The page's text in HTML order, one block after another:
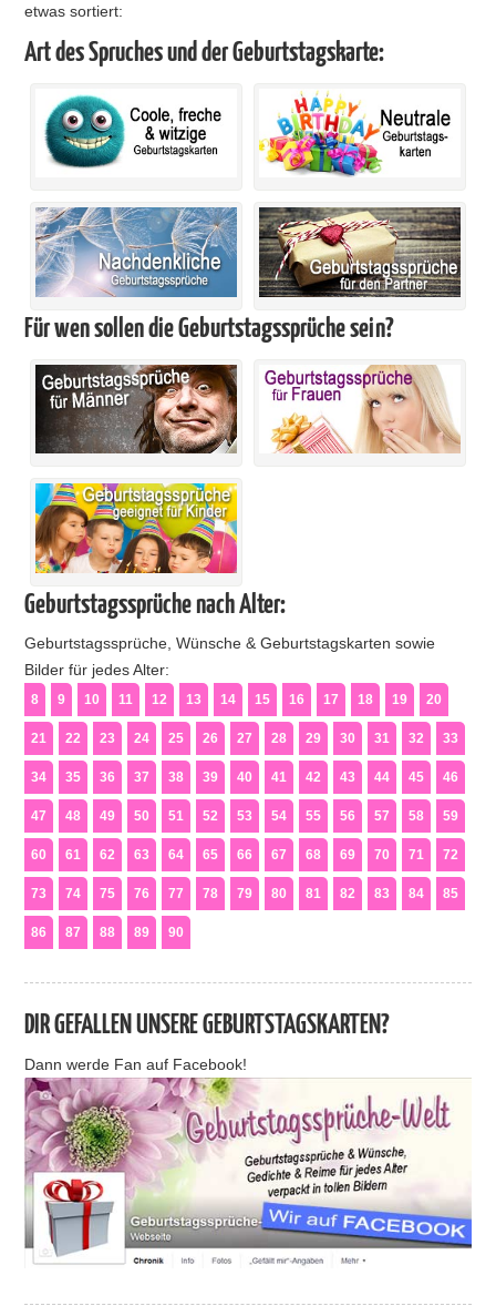
etwas sortiert:
Art des Spruches und der Geburtstagskarte:
Für wen sollen die Geburtstagssprüche sein?
Geburtstagssprüche nach Alter:
Geburtstagssprüche, Wünsche & Geburtstagskarten sowie
Bilder für jedes Alter:
8 9 10 11 12 13 14 15 16 17 18 19 20
21 22 23 24 25 26 27 28 29 30 31 32 33
34 35 36 37 38 39 40 41 42 43 44 45 46
47 48 49 50 51 52 53 54 55 56 57 58 59
60 61 62 63 64 65 66 67 68 69 70 71 72
73 74 75 76 77 78 79 80 81 82 83 84 85
86 87 88 89 90
DIR GEFALLEN UNSERE GEBURTSTAGSKARTEN?
Dann werde Fan auf Facebook!